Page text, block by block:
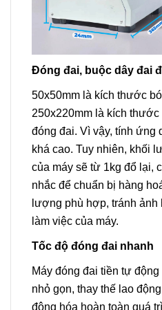
Đóng đai, buộc dây đai
50x50mm là kích thước
250x220mm là kích thước
đóng đai. Vì vậy, tính ứng
khá cao. Tuy nhiên, khối
của máy sẽ từ 1kg đổ lại,
nhắc để chuẩn bị hàng
lượng phù hợp, tránh
làm việc của máy.
Tốc độ đóng đai nhanh
Máy đóng đai tiền tự
nhỏ gọn, thay thế lao
động hóa hoàn toàn quá